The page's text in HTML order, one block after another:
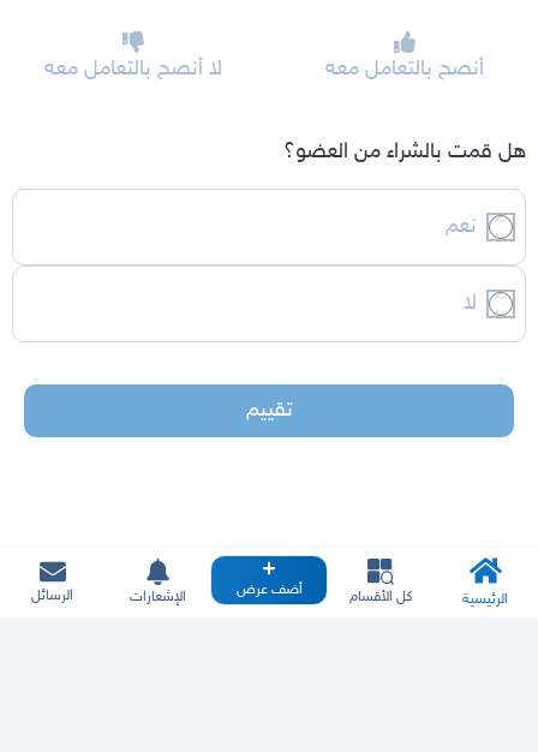
أنصح بالتعامل معه لا أنصح بالتعامل معه
هل قمت بالشراء من العضو؟
نعم
لا
تقييم
الرئيسية كل الأقسام أضف عرض الإشعارات الرسائل